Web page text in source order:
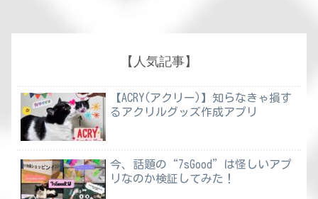
【人気記事】
【ACRY(アクリー)】知らなきゃ損す
るアクリルグッズ作成アプリ
今、話題の“7sGood”は怪しいアプ
リなのか検証してみた！